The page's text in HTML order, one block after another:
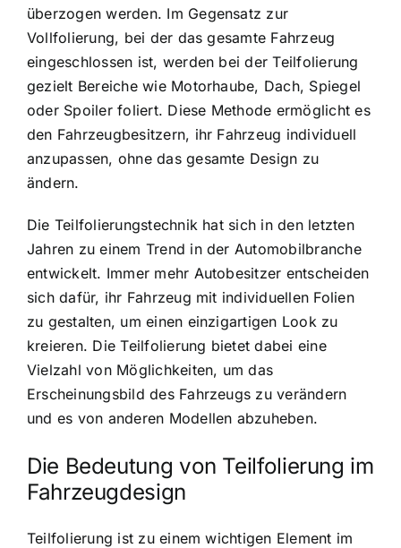
überzogen werden. Im Gegensatz zur
Vollfolierung, bei der das gesamte Fahrzeug
eingeschlossen ist, werden bei der Teilfolierung
gezielt Bereiche wie Motorhaube, Dach, Spiegel
oder Spoiler foliert. Diese Methode ermöglicht es
den Fahrzeugbesitzern, ihr Fahrzeug individuell
anzupassen, ohne das gesamte Design zu
ändern.
Die Teilfolierungstechnik hat sich in den letzten
Jahren zu einem Trend in der Automobilbranche
entwickelt. Immer mehr Autobesitzer entscheiden
sich dafür, ihr Fahrzeug mit individuellen Folien
zu gestalten, um einen einzigartigen Look zu
kreieren. Die Teilfolierung bietet dabei eine
Vielzahl von Möglichkeiten, um das
Erscheinungsbild des Fahrzeugs zu verändern
und es von anderen Modellen abzuheben.
Die Bedeutung von Teilfolierung im
Fahrzeugdesign
Teilfolierung ist zu einem wichtigen Element im